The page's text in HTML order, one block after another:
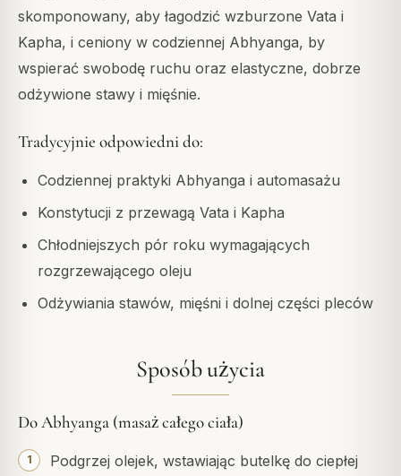
skomponowany, aby łagodzić wzburzone Vata i
Kapha, i ceniony w codziennej Abhyanga, by
wspierać swobodę ruchu oraz elastyczne, dobrze
odżywione stawy i mięśnie.
Tradycyjnie odpowiedni do:
Codziennej praktyki Abhyanga i automasażu
Konstytucji z przewagą Vata i Kapha
Chłodniejszych pór roku wymagających
rozgrzewającego oleju
Odżywiania stawów, mięśni i dolnej części pleców
Sposób użycia
Do Abhyanga (masaż całego ciała)
Podgrzej olejek, wstawiając butelkę do ciepłej